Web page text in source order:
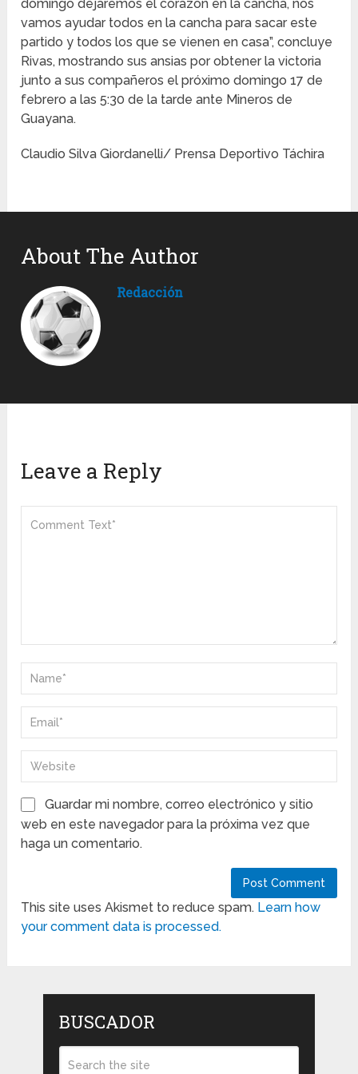
domingo dejaremos el corazón en la cancha, nos
vamos ayudar todos en la cancha para sacar este
partido y todos los que se vienen en casa”, concluye
Rivas, mostrando sus ansias por obtener la victoria
junto a sus compañeros el próximo domingo 17 de
febrero a las 5:30 de la tarde ante Mineros de
Guayana.
Claudio Silva Giordanelli/ Prensa Deportivo Táchira
About The Author
Redacción
Leave a Reply
Guardar mi nombre, correo electrónico y sitio
web en este navegador para la próxima vez que
haga un comentario.
This site uses Akismet to reduce spam. Learn how
your comment data is processed.
BUSCADOR